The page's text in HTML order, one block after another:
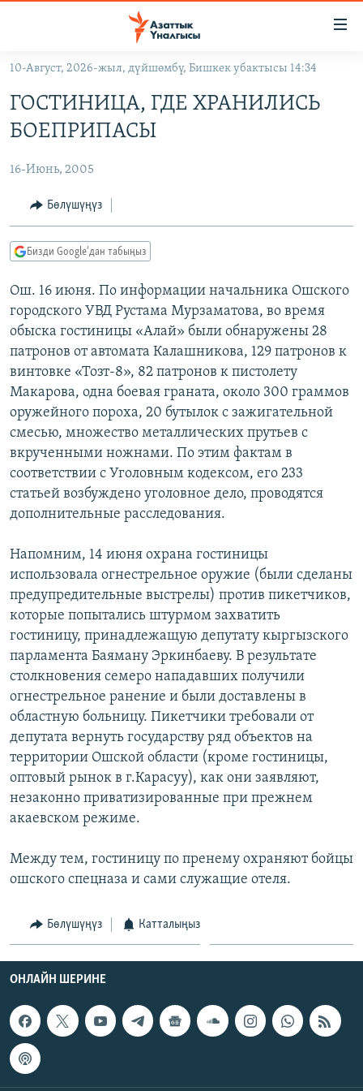
Навигацияга
өтүңүз
салыңыз
САЯСАТ
ЭКОНОМИКА
ДҮЙНӨ
БОРБОР АЗИЯ
УКРАИНА
АТАЙЫН ИЛИКТӨӨ
БҮГҮН АЗАТТЫКТА
ЭКСПЕРТТЕР ТАЛДАЙТ
БИЗ ЖАНА ДҮЙНӨ
ДАНИСТЕ
ЭЖЕ-СИҢДИЛЕР
АЗАТТЫК+
ЫҢГАЙСЫЗ СУРООЛОР
ПОДКАСТ
ӨЗГӨЧӨ ПИКИР
Русский
ОНЛАЙН ШЕРИНЕ
ЭЕ/АРнун бардык сайттары
10-Август, 2026-жыл, дүйшөмбү, Бишкек убактысы 14:34
ГОСТИНИЦА, ГДЕ ХРАНИЛИСЬ
БОЕПРИПАСЫ
16-Июнь, 2005
Бөлүшүңүз
Бизди Google'дан табыңыз
Ош. 16 июня. По информации начальника Ошского
городского УВД Рустама Мурзаматова, во время
обыска гостиницы «Алай» были обнаружены 28
патронов от автомата Калашникова, 129 патронов к
винтовке «Тозт-8», 82 патронов к пистолету
Макарова, одна боевая граната, около 300 граммов
оружейного пороха, 20 бутылок с зажигательной
смесью, множество металлических прутьев с
вкрученными ножнами. По этим фактам в
соответствии с Уголовным кодексом, его 233
статьей возбуждено уголовное дело, проводятся
дополнительные расследования.
Напомним, 14 июня охрана гостиницы
использовала огнестрельное оружие (были сделаны
предупредительные выстрелы) против пикетчиков,
которые попытались штурмом захватить
гостиницу, принадлежащую депутату кыргызского
парламента Баяману Эркинбаеву. В результате
столкновения семеро нападавших получили
огнестрельное ранение и были доставлены в
областную больницу. Пикетчики требовали от
депутата вернуть государству ряд объектов на
территории Ошской области (кроме гостиницы,
оптовый рынок в г.Карасуу), как они заявляют,
незаконно приватизированные при прежнем
акаевском режиме.
Между тем, гостиницу по пренему охраняют бойцы
ошского спецназа и сами служащие отеля.
Бөлүшүңүз Катталыңыз
ОНЛАЙН ШЕРИНЕ